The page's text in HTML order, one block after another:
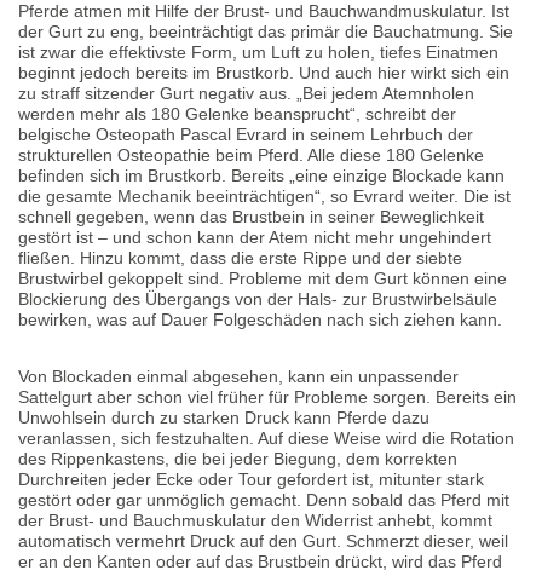
Pferde atmen mit Hilfe der Brust- und Bauchwandmuskulatur. Ist
der Gurt zu eng, beeinträchtigt das primär die Bauchatmung. Sie
ist zwar die effektivste Form, um Luft zu holen, tiefes Einatmen
beginnt jedoch bereits im Brustkorb. Und auch hier wirkt sich ein
zu straff sitzender Gurt negativ aus. „Bei jedem Atemnholen
werden mehr als 180 Gelenke beansprucht“, schreibt der
belgische Osteopath Pascal Evrard in seinem Lehrbuch der
strukturellen Osteopathie beim Pferd. Alle diese 180 Gelenke
befinden sich im Brustkorb. Bereits „eine einzige Blockade kann
die gesamte Mechanik beeinträchtigen“, so Evrard weiter. Die ist
schnell gegeben, wenn das Brustbein in seiner Beweglichkeit
gestört ist – und schon kann der Atem nicht mehr ungehindert
fließen. Hinzu kommt, dass die erste Rippe und der siebte
Brustwirbel gekoppelt sind. Probleme mit dem Gurt können eine
Blockierung des Übergangs von der Hals- zur Brustwirbelsäule
bewirken, was auf Dauer Folgeschäden nach sich ziehen kann.
Von Blockaden einmal abgesehen, kann ein unpassender
Sattelgurt aber schon viel früher für Probleme sorgen. Bereits ein
Unwohlsein durch zu starken Druck kann Pferde dazu
veranlassen, sich festzuhalten. Auf diese Weise wird die Rotation
des Rippenkastens, die bei jeder Biegung, dem korrekten
Durchreiten jeder Ecke oder Tour gefordert ist, mitunter stark
gestört oder gar unmöglich gemacht. Denn sobald das Pferd mit
der Brust- und Bauchmuskulatur den Widerrist anhebt, kommt
automatisch vermehrt Druck auf den Gurt. Schmerzt dieser, weil
er an den Kanten oder auf das Brustbein drückt, wird das Pferd